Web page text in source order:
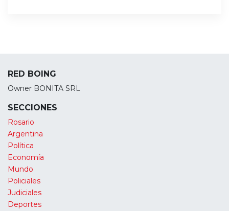
RED BOING
Owner BONITA SRL
SECCIONES
Rosario
Argentina
Política
Economía
Mundo
Policiales
Judiciales
Deportes